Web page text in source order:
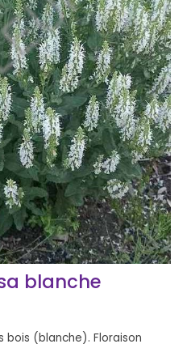
blanche
bois (blanche). Floraison